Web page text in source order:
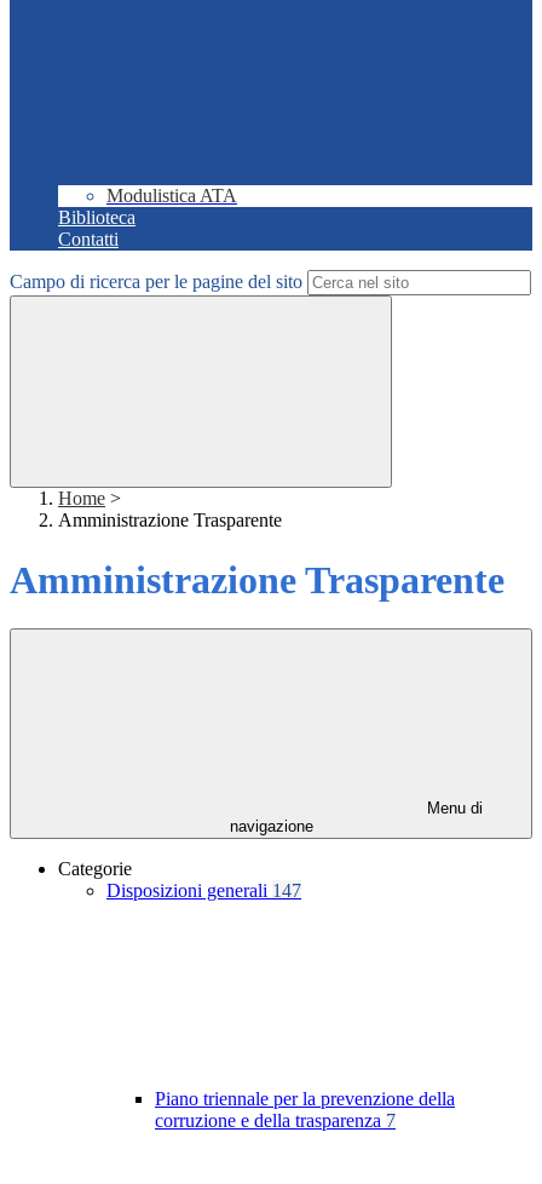
Modulistica ATA
Biblioteca
Contatti
Campo di ricerca per le pagine del sito
Home >
Amministrazione Trasparente
Amministrazione Trasparente
Menu di
navigazione
Categorie
Disposizioni generali 147
Piano triennale per la prevenzione della
corruzione e della trasparenza 7